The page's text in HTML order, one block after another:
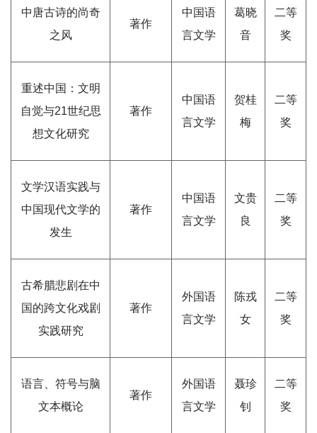
中唐古诗的尚奇
之风
著作
中国语
言文学
葛晓
音
二等
奖
重述中国：文明
自觉与21世纪思
想文化研究
著作
中国语
言文学
贺桂
梅
二等
奖
文学汉语实践与
中国现代文学的
发生
著作
中国语
言文学
文贵
良
二等
奖
古希腊悲剧在中
国的跨文化戏剧
实践研究
著作
外国语
言文学
陈戎
女
二等
奖
语言、符号与脑
文本概论
著作
外国语
言文学
聂珍
钊
二等
奖